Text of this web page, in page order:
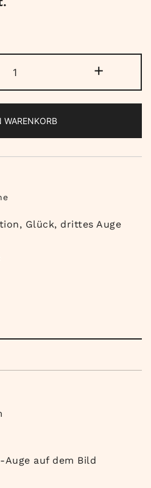
Auge
poliert
+
WARENKORB
Glück, drittes Auge
Auge auf dem Bild